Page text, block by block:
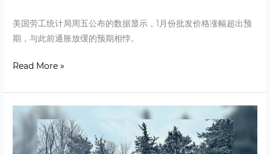
美国劳工统计局周五公布的数据显示，1月份批发价格涨幅超出预
期，与此前通胀放缓的预期相悖。
Read More »
2nd
last
day